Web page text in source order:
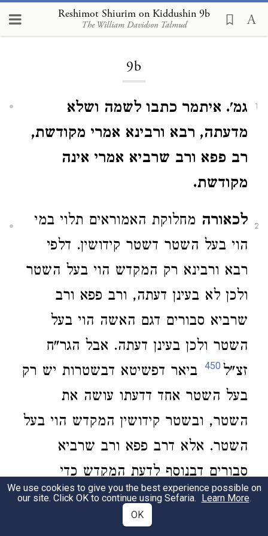
Reshimot Shiurim on Kiddushin 9b
The William Davidson Talmud
Loading...
9b
1
גמ'. איתמר כתבו לשמה ושלא
מדעתה, רבא ורבינא אמרי מקודשת,
רב פפא ורב שרביא אמרי אינה
מקודשת.
2 לכאורה מחלוקת האמוראים תלוי במי
הוי בעל השטר דשטר קידושין. דלפי
רבא ורבינא רק המקדש הוי בעל השטר
ולכן לא בעינן דעתה, ורב פפא ורב
שרביא סבורים דגם האשה הוי בעל
השטר ולכן בעינן דעתה. אבל הגר"ח
זצ"ל 450 ביאר דפשיטא דבשטרות יש רק
בעל השטר אחד דדעתו עושה את
השטר, ובשטר קידושין המקדש הוי בעל
השטר. אלא דרב פפא ורב שרביא
סבורים דבנוסף לדעת המקדש כדי
לעשות השטר, גם בעינן דעת האשה
לדין דלשמה. ואע"פ דלגבי גט לא בעינן
We use cookies to give you the best experience possible on
our site. Click OK to continue using Sefaria. Learn More.
OK